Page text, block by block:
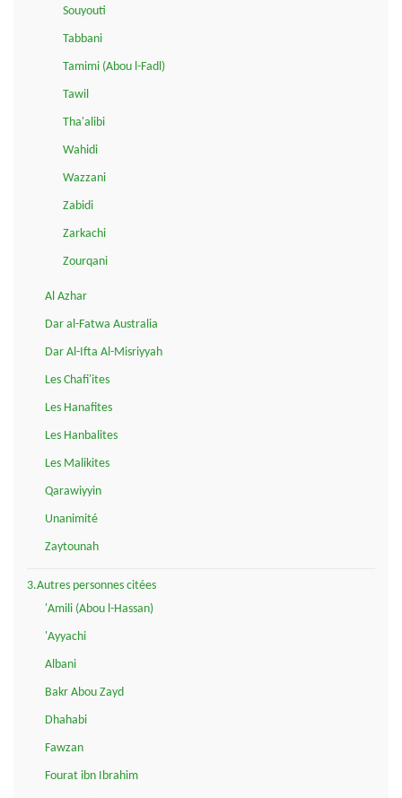
Souyouti
Tabbani
Tamimi (Abou l-Fadl)
Tawil
Tha'alibi
Wahidi
Wazzani
Zabidi
Zarkachi
Zourqani
Al Azhar
Dar al-Fatwa Australia
Dar Al-Ifta Al-Misriyyah
Les Chafi'ites
Les Hanafites
Les Hanbalites
Les Malikites
Qarawiyyin
Unanimité
Zaytounah
3.Autres personnes citées
'Amili (Abou l-Hassan)
'Ayyachi
Albani
Bakr Abou Zayd
Dhahabi
Fawzan
Fourat ibn Ibrahim